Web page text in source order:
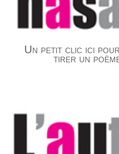
Un petit clic ici
tirer un